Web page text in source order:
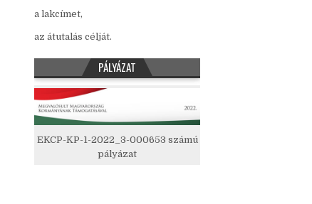
a lakcímet,
az átutalás célját.
PÁLYÁZAT
EKCP-KP-1-2022_3-000653 számú
pályázat